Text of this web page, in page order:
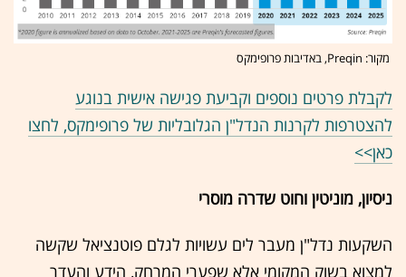
מקור: Preqin, באדיבות פרופימקס
לקבלת פרטים נוספים וקביעת פגישה אישית בנוגע
להצטרפות לקרנות הנדל"ן הגלובליות של פרופימקס, לחצו
כאן>>
ניסיון, מוניטין וחוט שדרה מוסרי
השקעות נדל"ן מעבר לים עשויות לגלם פוטנציאל שקשה
למצוא בשוק המקומי אלא שפערי המרחק, הידע והעדר